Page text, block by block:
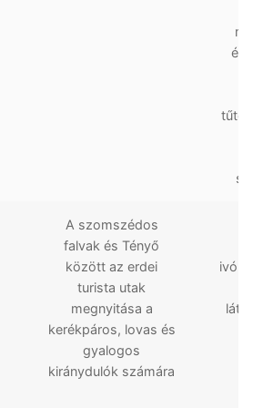
A szomszédos
falvak és Tényő
között az erdei
turista utak
megnyitása a
kerékpáros, lovas és
gyalogos
kiránydulók számára